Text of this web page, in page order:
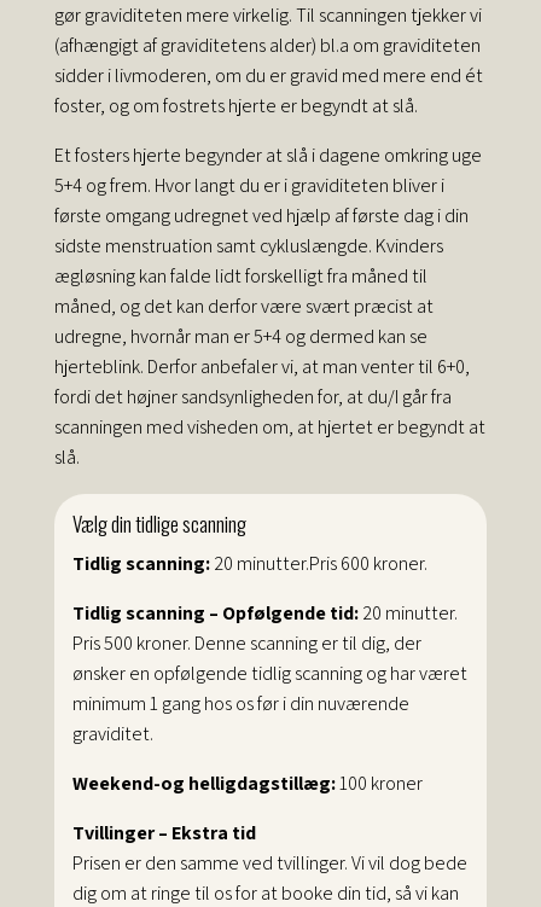
gør graviditeten mere virkelig. Til scanningen tjekker vi
(afhængigt af graviditetens alder) bl.a om graviditeten
sidder i livmoderen, om du er gravid med mere end ét
foster, og om fostrets hjerte er begyndt at slå.
Et fosters hjerte begynder at slå i dagene omkring uge
5+4 og frem. Hvor langt du er i graviditeten bliver i
første omgang udregnet ved hjælp af første dag i din
sidste menstruation samt cykluslængde. Kvinders
ægløsning kan falde lidt forskelligt fra måned til
måned, og det kan derfor være svært præcist at
udregne, hvornår man er 5+4 og dermed kan se
hjerteblink. Derfor anbefaler vi, at man venter til 6+0,
fordi det højner sandsynligheden for, at du/I går fra
scanningen med visheden om, at hjertet er begyndt at
slå.
Vælg din tidlige scanning
Tidlig scanning:20 minutter.Pris 600 kroner.
Tidlig scanning – Opfølgende tid:20 minutter.
Pris 500 kroner. Denne scanning er til dig, der
ønsker en opfølgende tidlig scanning og har været
minimum 1 gang hos os før i din nuværende
graviditet.
Weekend-og helligdagstillæg:100 kroner
Tvillinger – Ekstra tid
Prisen er den samme ved tvillinger. Vi vil dog bede
dig om at ringe til os for at booke din tid, så vi kan